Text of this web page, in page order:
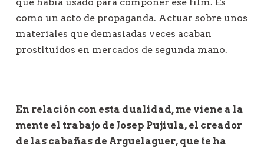
como un acto de propaganda. Actuar sobre unos
materiales que demasiadas veces acaban
prostituidos en mercados de segunda mano.
En relación con esta dualidad, me viene a la
mente el trabajo de Josep Pujiula, el creador
de las cabañas de Arguelaguer, que te ha